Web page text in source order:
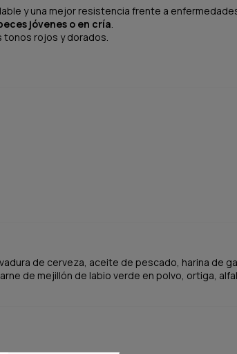
y una mejor resistencia frente a
jóvenes o en cría.
tonos rojos y dorados.
de cerveza, aceite de pescado, harina de
de mejillón de labio verde en polvo, ortiga,